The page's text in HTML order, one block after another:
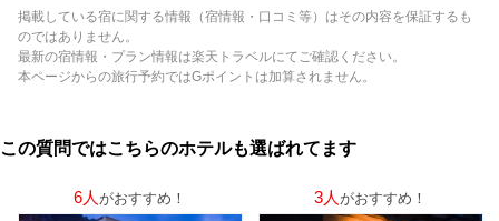
掲載している宿に関する情報（宿情報・口コミ等）はその内容を保証するも
のではありません。
最新の宿情報・プラン情報は楽天トラベルにてご確認ください。
本ページからの旅行予約ではGポイントは加算されません。
この質問ではこちらのホテルも選ばれてます
6人 がおすすめ！ 3人 がおすすめ！